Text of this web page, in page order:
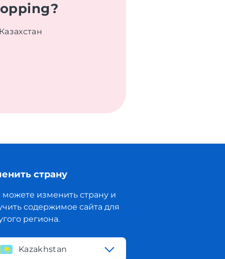
страну
изменить страну и
содержимое сайта для
региона.
Kazakhstan